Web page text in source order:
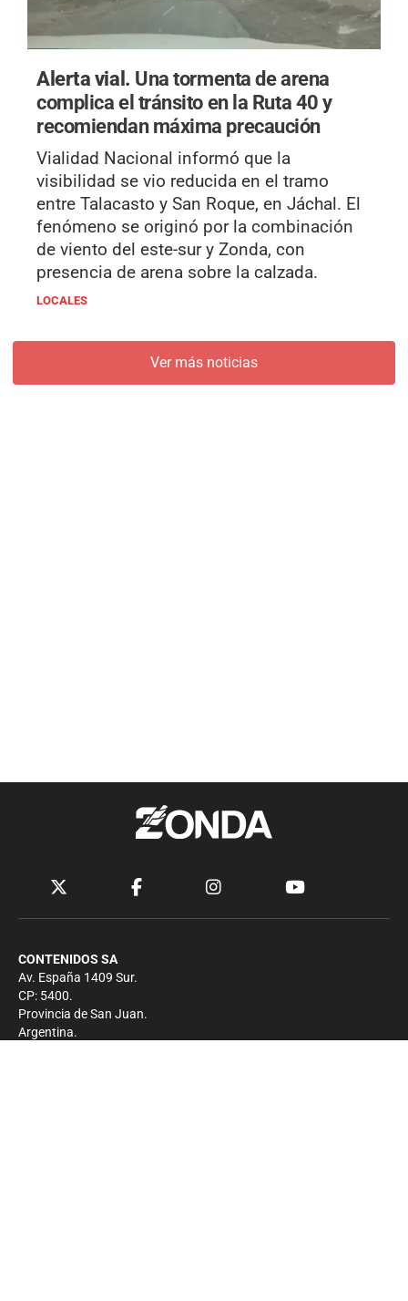
Alerta vial. Una tormenta de arena
complica el tránsito en la Ruta 40 y
recomiendan máxima precaución
Vialidad Nacional informó que la
visibilidad se vio reducida en el tramo
entre Talacasto y San Roque, en Jáchal. El
fenómeno se originó por la combinación
de viento del este-sur y Zonda, con
presencia de arena sobre la calzada.
LOCALES
Ver más noticias
CONTENIDOS SA
Av. España 1409 Sur.
CP: 5400.
Provincia de San Juan.
Argentina.